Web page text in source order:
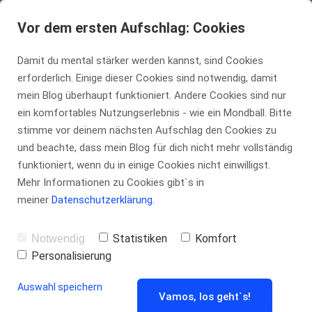
Bitte bestätigen
Vor dem ersten Aufschlag: Cookies
Damit du mental stärker werden kannst, sind Cookies
erforderlich. Einige dieser Cookies sind notwendig, damit
mein Blog überhaupt funktioniert. Andere Cookies sind nur
ein komfortables Nutzungserlebnis - wie ein Mondball. Bitte
stimme vor deinem nächsten Aufschlag den Cookies zu
und beachte, dass mein Blog für dich nicht mehr vollständig
funktioniert, wenn du in einige Cookies nicht einwilligst.
Mehr Informationen zu Cookies gibt`s in
meiner Datenschutzerklärung.
Notwendig Statistiken
Komfort
Personalisierung
Auswahl speichern
Vamos, los geht`s!